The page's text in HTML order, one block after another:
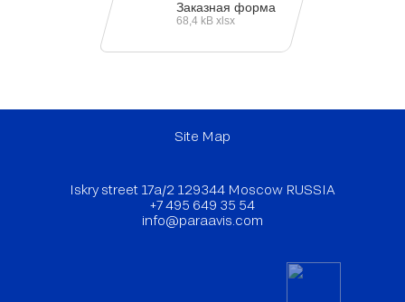
Заказная форма
68,4 kB xlsx
Site Map
Iskry street 17a/2 129344 Moscow RUSSIA
+7 495 649 35 54
info@paraavis.com